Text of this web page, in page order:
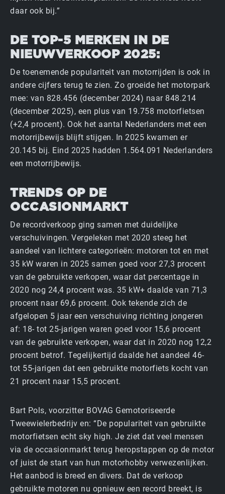
daar ook bij.”
DE TOP-5 MERKEN IN DE
NIEUWVERKOOP 2025:
De toenemende populariteit van motorrijden is ook in
andere cijfers terug te zien. Zo groeide het motorpark
mee: van 828.456 (december 2024) naar 848.214
(december 2025), een plus van 19.758 motorfietsen
(+2,4 procent). Ook het aantal Nederlanders met een
motorrijbewijs blijft stijgen. In 2025 kwamen er
20.145 bij. Eind 2025 hadden 1.564.091 Nederlanders
een motorrijbewijs.
TRENDS OP DE
OCCASIONMARKT
De recordverkoop ging samen met duidelijke
verschuivingen. Vergeleken met 2020 steeg het
aandeel van lichtere categorieën: motoren tot en met
35 kW waren in 2025 samen goed voor 27,3 procent
van de gebruikte verkopen, waar dat percentage in
2020 nog 24,4 procent was. 35 kW+ daalde van 71,3
procent naar 69,6 procent. Ook tekende zich de
afgelopen 5 jaar een verschuiving richting jongeren
af: 18- tot 25-jarigen waren goed voor 15,6 procent
van de gebruikte verkopen, waar dat in 2020 nog 12,2
procent betrof. Tegelijkertijd daalde het aandeel 46-
tot 55-jarigen dat een gebruikte motorfiets kocht van
21 procent naar 15,5 procent.
Bart Pols, voorzitter BOVAG Gemotoriseerde
Tweewielerbedrijv en: “De populariteit van gebruikte
motorfietsen echt sky high. Je ziet dat veel mensen
via de occasionmarkt terug heropstappen op de motor
of juist de start van hun motorhobby verwezenlijken.
Het aanbod is breed en divers. Dat de verkoop
gebruikte motoren nu opnieuw een record breekt, is